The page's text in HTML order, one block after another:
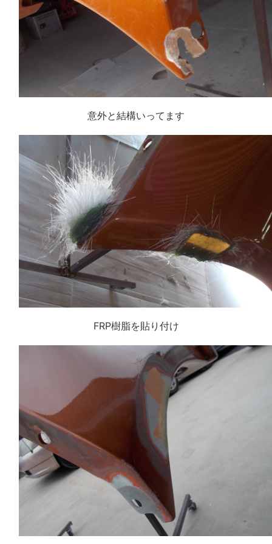
意外と結構いってます
FRP樹脂を貼り付け